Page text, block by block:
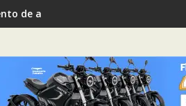
de até 80 km/h em Itabirito
confira os eventos deste fim de